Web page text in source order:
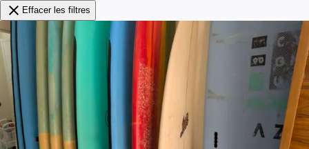
close Effacer les filtres